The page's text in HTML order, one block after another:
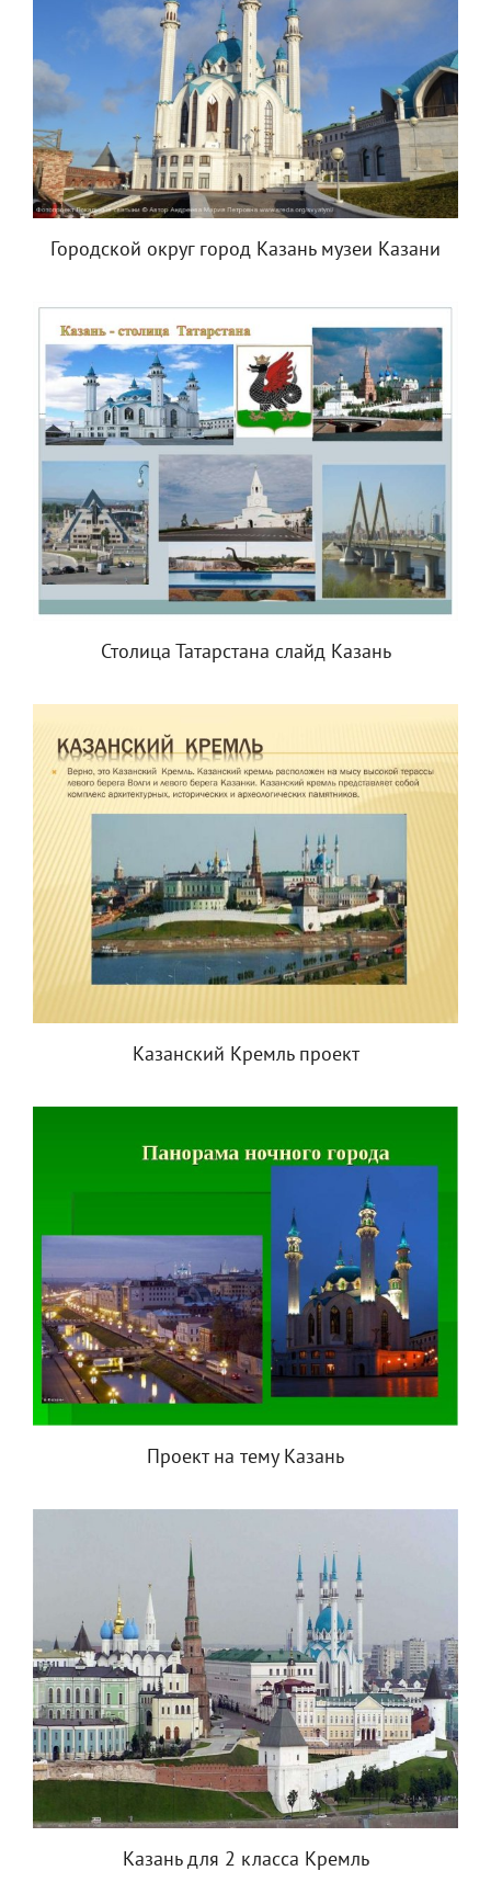
Городской округ город Казань музеи Казани
Столица Татарстана слайд Казань
Казанский Кремль проект
Проект на тему Казань
Казань для 2 класса Кремль